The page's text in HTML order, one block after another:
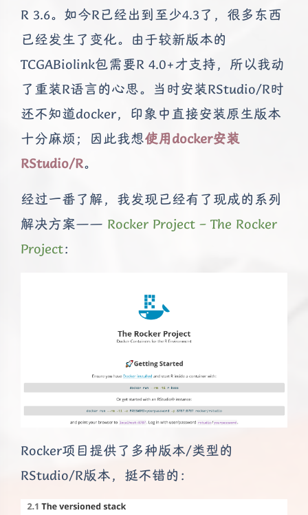
R 3.6。如今R已经出到至少4.3了，很多东西
已经发生了变化。由于较新版本的
TCGABiolink包需要R 4.0+才支持，所以我动
了重装R语言的心思。当时安装RStudio/R时
还不知道docker，印象中直接安装原生版本
十分麻烦；因此我想使用docker安装
RStudio/R。
经过一番了解，我发现已经有了现成的系列
解决方案—— Rocker Project – The Rocker
Project：
Rocker项目提供了多种版本/类型的
RStudio/R版本，挺不错的：